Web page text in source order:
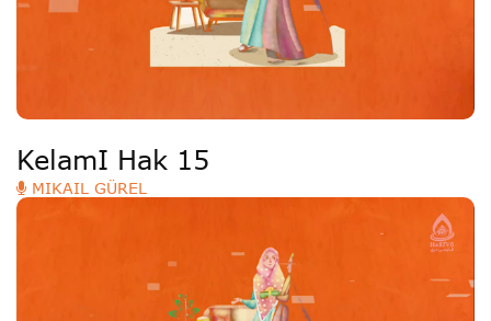
KelamI Hak 15
MIKAIL GÜREL